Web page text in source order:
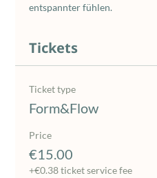
entspannter fühlen.
Tickets
Ticket type
Form&Flow
Price
€15.00
+€0.38 ticket service fee